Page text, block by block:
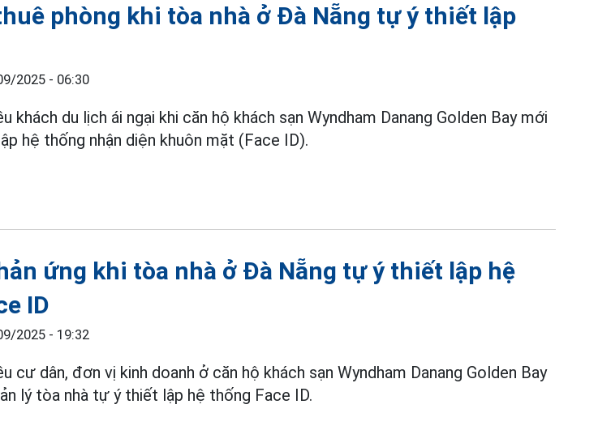
phòng khi tòa nhà ở Đà Nẵng tự ý thiết lập
2025 - 06:30
khách du lịch ái ngại khi căn hộ khách sạn Wyndham Danang Golden Bay mới
hệ thống nhận diện khuôn mặt (Face ID).
ứng khi tòa nhà ở Đà Nẵng tự ý thiết lập hệ
ID
2025 - 19:32
cư dân, đơn vị kinh doanh ở căn hộ khách sạn Wyndham Danang Golden Bay
lý tòa nhà tự ý thiết lập hệ thống Face ID.